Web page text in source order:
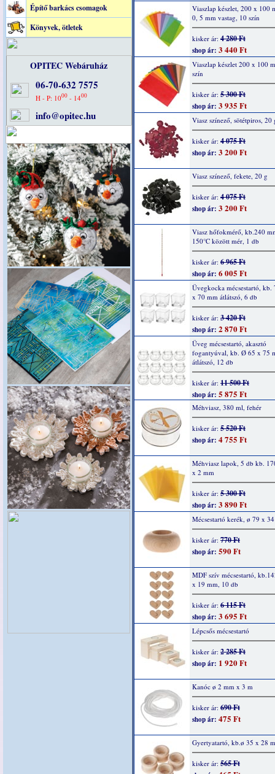
Építő barkács csomagok
Könyvek, ötletek
OPITEC Webáruház
06-70-632 7575
H - P: 1000- 1400
info@opitec.hu
Viaszlap készlet, 200 x 100
0, 5 mm vastag, 10 szín
kisker ár: 4 280 Ft
shop ár: 3 440 Ft
Viaszlap készlet 200 x 100
szín
kisker ár: 5 300 Ft
shop ár: 3 935 Ft
Viasz színező, sötétpiros, 20
kisker ár: 4 075 Ft
shop ár: 3 200 Ft
Viasz színező, fekete, 20 g
kisker ár: 4 075 Ft
shop ár: 3 200 Ft
Viasz hőfokmérő, kb.240
150°C között mér, 1 db
kisker ár: 6 965 Ft
shop ár: 6 005 Ft
Üvegkocka mécsestartó, kb.
x 70 mm átlátszó, 6 db
kisker ár: 3 420 Ft
shop ár: 2 870 Ft
Üveg mécsestartó, akasztó
fogantyúval, kb. Ø 65 x 75
átlátszó, 12 db
kisker ár: 11 500 Ft
shop ár: 5 875 Ft
Méhviasz, 380 ml, fehér
kisker ár: 5 520 Ft
shop ár: 4 755 Ft
Méhviasz lapok, 5 db kb.
x 2 mm
kisker ár: 5 300 Ft
shop ár: 3 890 Ft
Mécsestartó kerék, ø 79 x
kisker ár: 770 Ft
shop ár: 590 Ft
MDF szív mécsestartó,
x 19 mm, 10 db
kisker ár: 6 115 Ft
shop ár: 3 695 Ft
Lépcsős mécsestartó
kisker ár: 2 285 Ft
shop ár: 1 920 Ft
Kanóc ø 2 mm x 3 m
kisker ár: 690 Ft
shop ár: 475 Ft
Gyertyatartó, kb.ø 35 x 28
kisker ár: 565 Ft